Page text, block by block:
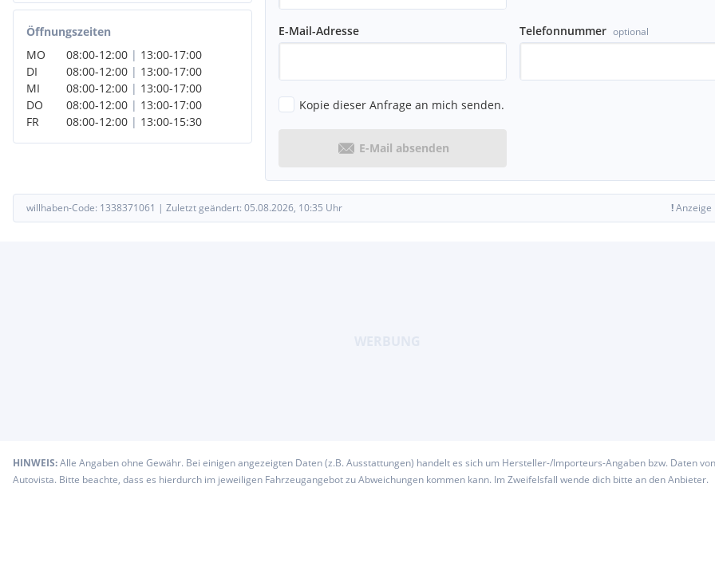
Öffnungszeiten
MO
08:00-12:00 | 13:00-17:00
DI
08:00-12:00 | 13:00-17:00
MI
08:00-12:00 | 13:00-17:00
DO
08:00-12:00 | 13:00-17:00
FR
08:00-12:00 | 13:00-15:30
E-Mail-Adresse Telefonnummer optional
Kopie dieser Anfrage an mich senden.
E-Mail absenden
willhaben-Code: 1338371061 | Zuletzt geändert: 05.08.2026, 10:35 Uhr !Anzeige
HINWEIS:Alle Angaben ohne Gewähr. Bei einigen angezeigten Daten (z.B. Ausstattungen) handelt es sich um Hersteller-/Importeurs-Angaben bzw. Daten von
Autovista. Bitte beachte, dass es hierdurch im jeweiligen Fahrzeugangebot zu Abweichungen kommen kann. Im Zweifelsfall wende dich bitte an den Anbieter.